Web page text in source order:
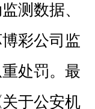
测数据、
彩公司监
处罚。最
于公安机